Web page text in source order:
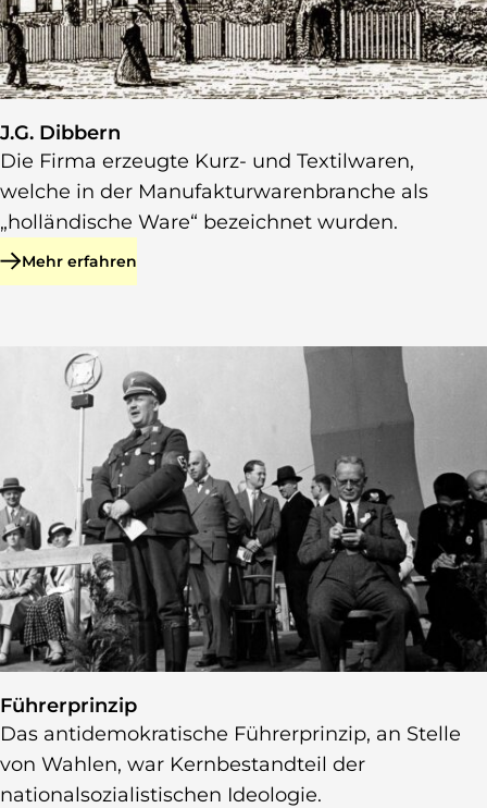
J.G. Dibbern
Die Firma erzeugte Kurz- und Textilwaren,
welche in der Manufakturwarenbranche als
„holländische Ware“ bezeichnet wurden.
Mehr erfahren
zu J.G. Dibbern
Führerprinzip
Das antidemokratische Führerprinzip, an Stelle
von Wahlen, war Kernbestandteil der
nationalsozialistischen Ideologie.